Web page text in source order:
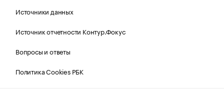
Источники данных
Источник отчетности Контур.Фокус
Вопросы и ответы
Политика Cookies РБК